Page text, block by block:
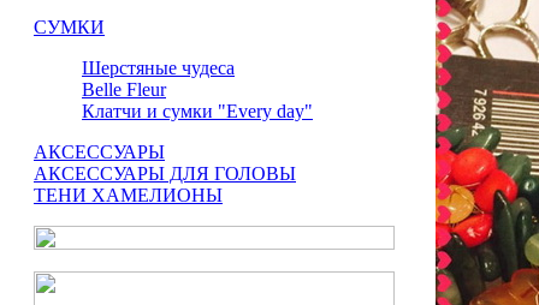
СУМКИ
Шерстяные чудеса
Belle Fleur
Клатчи и сумки "Every day"
АКСЕССУАРЫ
АКСЕССУАРЫ ДЛЯ ГОЛОВЫ
ТЕНИ ХАМЕЛИОНЫ